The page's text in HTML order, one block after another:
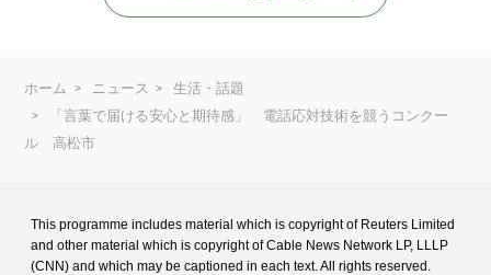
ホーム ニュース
生活・話題
「言葉で届ける安心と期待感」 電話応対技術を競うコンクー
ル 高松市
This programme includes material which is copyright of Reuters Limited
and other material which is copyright of Cable News Network LP, LLLP
(CNN) and which may be captioned in each text. All rights reserved.